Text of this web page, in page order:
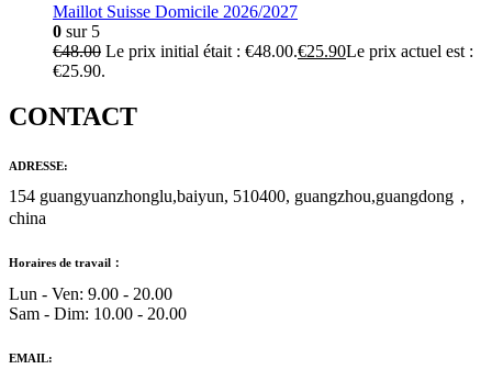
Maillot Suisse Domicile 2026/2027
0 sur 5
€48.00 Le prix initial était : €48.00.€25.90Le prix actuel est :
€25.90.
CONTACT
ADRESSE:
154 guangyuanzhonglu,baiyun, 510400, guangzhou,guangdong，
china
Horaires de travail：
Lun - Ven: 9.00 - 20.00
Sam - Dim: 10.00 - 20.00
EMAIL: